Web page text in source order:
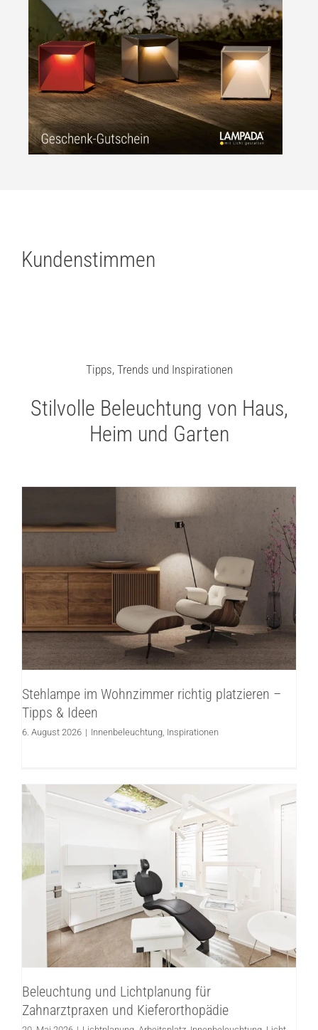
Kundenstimmen
Tipps, Trends und Inspirationen
Stilvolle Beleuchtung von Haus,
Heim und Garten
Stehlampe im Wohnzimmer richtig
platzieren – Tipps & Ideen
Innenbeleuchtung Inspirationen
Stehlampe im Wohnzimmer richtig platzieren –
Tipps & Ideen
6. August 2026 | Innenbeleuchtung, Inspirationen
Beleuchtung und Lichtplanung für
Zahnarztpraxen und Kieferorthopädie
Lichtplanung Arbeitsplatz Innenbeleuchtung
planen
Beleuchtung und Lichtplanung für
Zahnarztpraxen und Kieferorthopädie